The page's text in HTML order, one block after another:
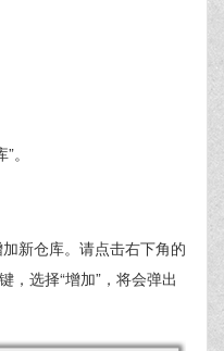
。
新仓库。请点击右下角的
，选择“增加”，将会弹出